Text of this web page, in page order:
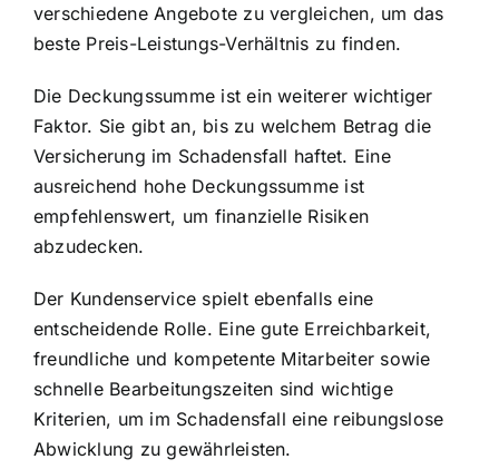
verschiedene Angebote zu vergleichen, um das
beste Preis-Leistungs-Verhältnis zu finden.
Die Deckungssumme ist ein weiterer wichtiger
Faktor. Sie gibt an, bis zu welchem Betrag die
Versicherung im Schadensfall haftet. Eine
ausreichend hohe Deckungssumme ist
empfehlenswert, um finanzielle Risiken
abzudecken.
Der Kundenservice spielt ebenfalls eine
entscheidende Rolle. Eine gute Erreichbarkeit,
freundliche und kompetente Mitarbeiter sowie
schnelle Bearbeitungszeiten sind wichtige
Kriterien, um im Schadensfall eine reibungslose
Abwicklung zu gewährleisten.